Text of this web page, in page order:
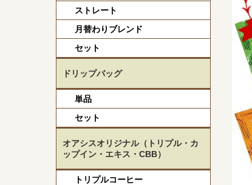
ストレート
月替わりブレンド
セット
ドリップバッグ
単品
セット
オアシスオリジナル（トリプル・カ
ップイン・エキス・CBB）
トリプルコーヒー